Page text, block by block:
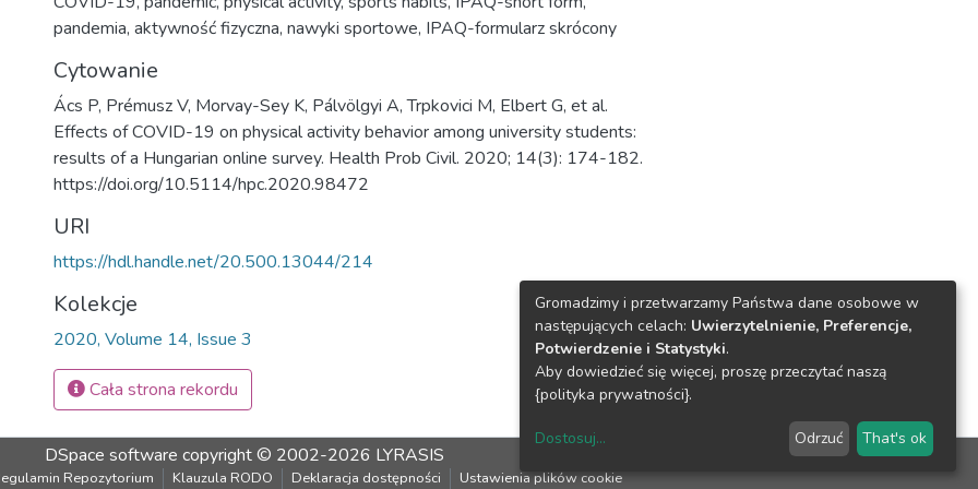
pandemia, aktywność fizyczna, nawyki sportowe, IPAQ-formularz skrócony
Cytowanie
Ács P, Prémusz V, Morvay-Sey K, Pálvölgyi A, Trpkovici M, Elbert G, et al.
Effects of COVID-19 on physical activity behavior among university students:
results of a Hungarian online survey. Health Prob Civil. 2020; 14(3): 174-182.
https://doi.org/10.5114/hpc.2020.98472
URI
https://hdl.handle.net/20.500.13044/214
Kolekcje
2020, Volume 14, Issue 3
Cała strona rekordu
DSpace software copyright © 2002-2026 LYRASIS
Repozytorium Klauzula RODO Deklaracja dostępności Ustawienia plików cookie
Gromadzimy i przetwarzamy Państwa dane osobowe w
następujących celach: Uwierzytelnienie, Preferencje,
Potwierdzenie i Statystyki.
Aby dowiedzieć się więcej, proszę przeczytać naszą
{polityka prywatności}.
Dostosuj... Odrzuć That's ok